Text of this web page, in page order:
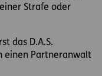
Strafe oder
das D.A.S.
einen Partneranwalt